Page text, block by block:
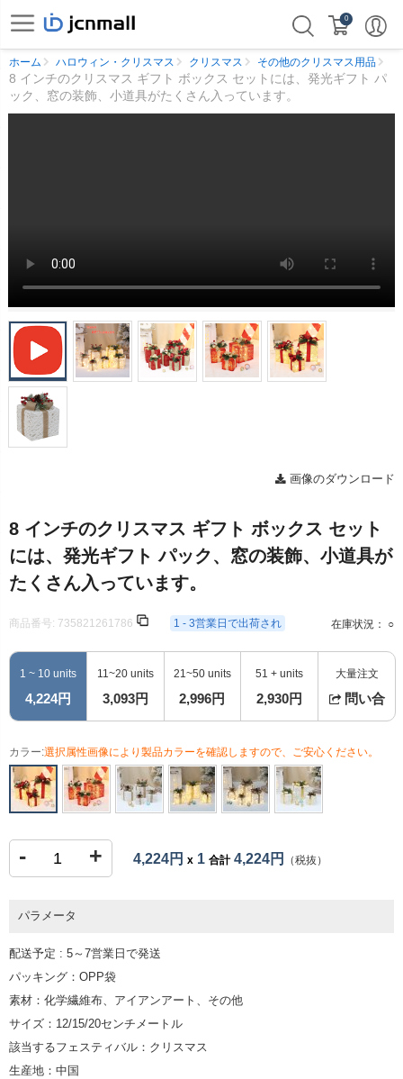
0
ホーム ハロウィン・クリスマス クリスマス その他のクリスマス用品
8 インチのクリスマス ギフト ボックス セットには、発光ギフト パ
ック、窓の装飾、小道具がたくさん入っています。
画像のダウンロード
8 インチのクリスマス ギフト ボックス セット
には、発光ギフト パック、窓の装飾、小道具が
たくさん入っています。
商品番号: 735821261786 1 - 3営業日で出荷され 在庫状況： ○
1 ~ 10 units
4,224円
11~20 units
3,093円
21~50 units
2,996円
51 + units
2,930円
大量注文
問い合
カラー:選択属性画像により製品カラーを確認しますので、ご安心ください。
- + 4,224円 x 1 合計4,224円 （税抜）
パラメータ
配送予定 : 5～7営業日で発送
パッキング：OPP袋
素材：化学繊維布、アイアンアート、その他
サイズ：12/15/20センチメートル
該当するフェスティバル：クリスマス
生産地：中国